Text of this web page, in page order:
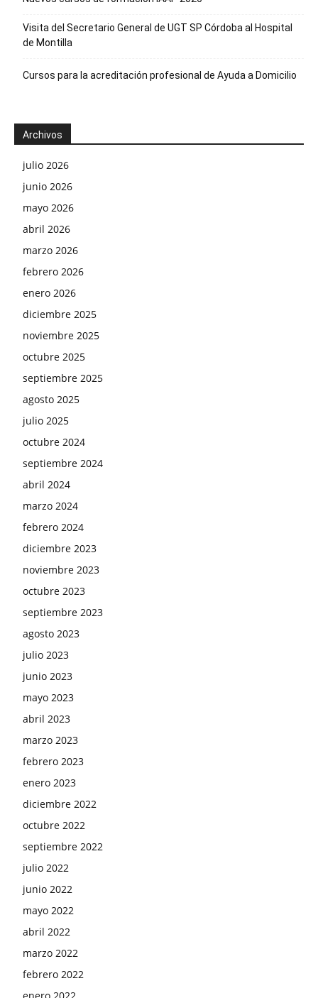
Visita del Secretario General de UGT SP Córdoba al Hospital
de Montilla
Cursos para la acreditación profesional de Ayuda a Domicilio
Archivos
julio 2026
junio 2026
mayo 2026
abril 2026
marzo 2026
febrero 2026
enero 2026
diciembre 2025
noviembre 2025
octubre 2025
septiembre 2025
agosto 2025
julio 2025
octubre 2024
septiembre 2024
abril 2024
marzo 2024
febrero 2024
diciembre 2023
noviembre 2023
octubre 2023
septiembre 2023
agosto 2023
julio 2023
junio 2023
mayo 2023
abril 2023
marzo 2023
febrero 2023
enero 2023
diciembre 2022
octubre 2022
septiembre 2022
julio 2022
junio 2022
mayo 2022
abril 2022
marzo 2022
febrero 2022